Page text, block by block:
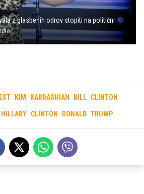
z glasbenih odrov stopiti na politični
KIM KARDASHIAN BILL CLINTON
HILLARY CLINTON DONALD TRUMP